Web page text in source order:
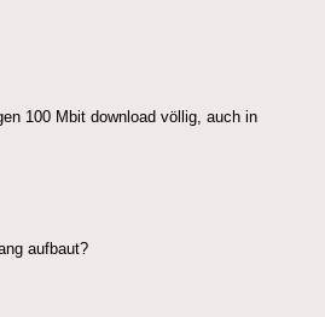
100 Mbit download völlig, auch in
aufbaut?